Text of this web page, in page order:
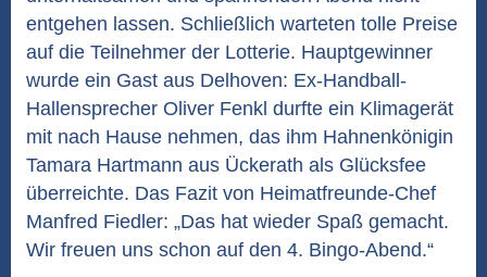
entgehen lassen. Schließlich warteten tolle Preise
auf die Teilnehmer der Lotterie. Hauptgewinner
wurde ein Gast aus Delhoven: Ex-Handball-
Hallensprecher Oliver Fenkl durfte ein Klimagerät
mit nach Hause nehmen, das ihm Hahnenkönigin
Tamara Hartmann aus Ückerath als Glücksfee
überreichte. Das Fazit von Heimatfreunde-Chef
Manfred Fiedler: „Das hat wieder Spaß gemacht.
Wir freuen uns schon auf den 4. Bingo-Abend.“